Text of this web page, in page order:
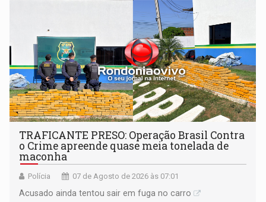
TRAFICANTE PRESO: Operação Brasil Contra
o Crime apreende quase meia tonelada de
maconha
Polícia 07 de Agosto de 2026 às 07:01
Acusado ainda tentou sair em fuga no carro